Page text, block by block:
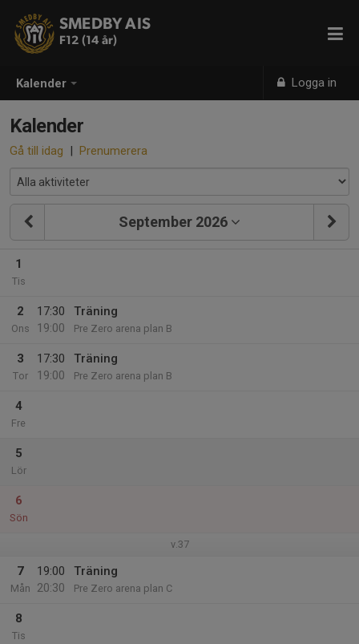
Kalender Logga in
SMEDBY AIS
F12 (14 år)
Kalender
Gå till idag | Prenumerera
September 2026
1
Tis
2
Ons
17:30
19:00
Träning
Pre Zero arena plan B
3
Tor
17:30
19:00
Träning
Pre Zero arena plan B
4
Fre
5
Lör
6
Sön
v.37
7
Mån
19:00
20:30
Träning
Pre Zero arena plan C
8
Tis